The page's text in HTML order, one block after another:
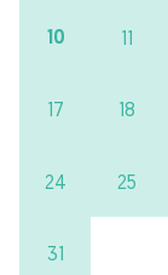
10 11
17 18
24 25
31